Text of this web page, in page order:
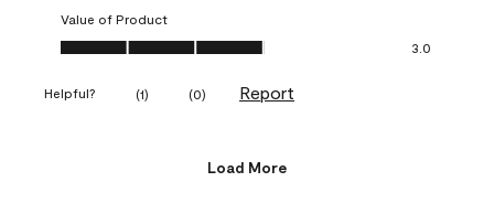
Value of Product
Value of Product, 3.0 out of 5
3.0
Helpful? (1) (0) Report
Load More